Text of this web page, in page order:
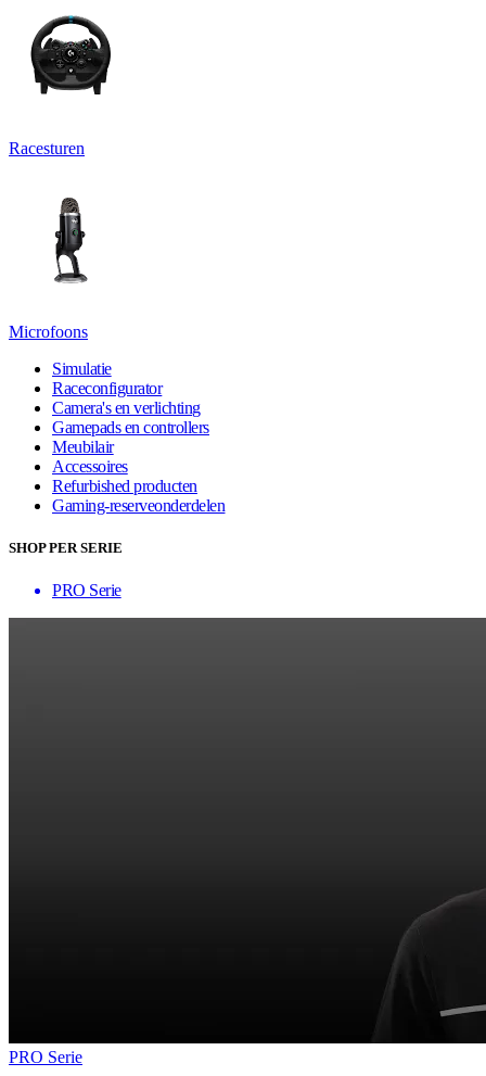
Racesturen
Microfoons
Simulatie
Raceconfigurator
Camera's en verlichting
Gamepads en controllers
Meubilair
Accessoires
Refurbished producten
Gaming-reserveonderdelen
SHOP PER SERIE
PRO Serie
PRO Serie